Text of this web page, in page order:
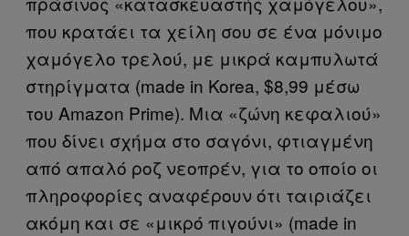
που κρατάει τα χείλη σου σε ένα μόνιμο
χαμόγελο τρελού, με μικρά καμπυλωτά
στηρίγματα (made in Korea, $8,99 μέσω
του Amazon Prime). Μια «ζώνη κεφαλιού»
που δίνει σχήμα στο σαγόνι, φτιαγμένη
από απαλό ροζ νεοπρέν, για το οποίο οι
πληροφορίες αναφέρουν ότι ταιριάζει
ακόμη και σε «μικρό πιγούνι» (made in